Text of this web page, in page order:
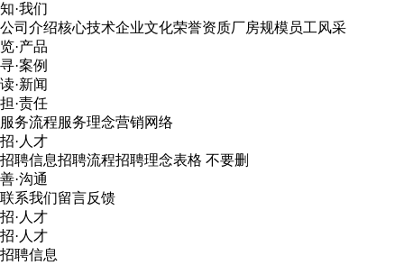
知·我们
公司介绍核心技术企业文化荣誉资质厂房规模 员工风采
览·产品
寻·案例
读·新闻
担·责任
服务流程服务理念营销网络
招·人才
招聘信息招聘流程招聘理念表格 不要删
善·沟通
联系我们留言反馈
招·人才
招·人才
招聘信息